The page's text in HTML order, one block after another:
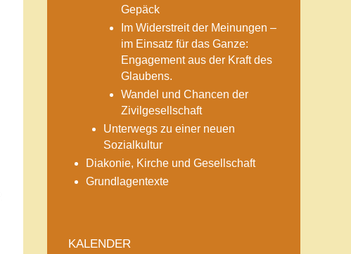
Gepäck
Im Widerstreit der Meinungen –
im Einsatz für das Ganze:
Engagement aus der Kraft des
Glaubens.
Wandel und Chancen der
Zivilgesellschaft
Unterwegs zu einer neuen
Sozialkultur
Diakonie, Kirche und Gesellschaft
Grundlagentexte
KALENDER